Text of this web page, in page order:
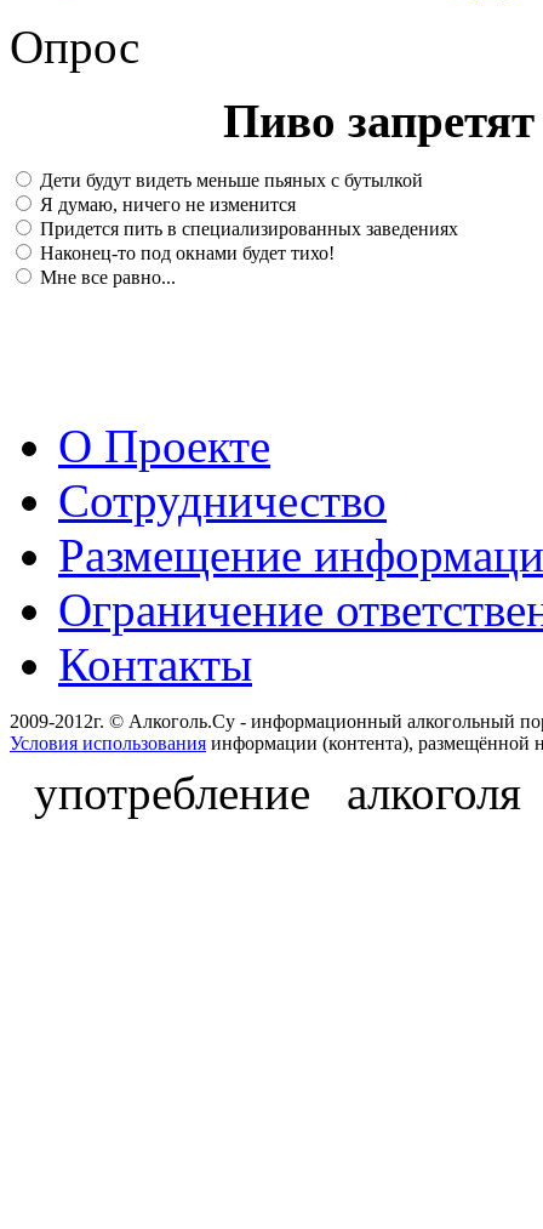
Опрос
Пиво
Дети будут видеть меньше пьяных с бутылкой
Я думаю, ничего не изменится
Придется пить в специализированных заведениях
Наконец-то под окнами будет тихо!
Мне все равно...
О Проекте
Сотрудничество
Размещение
Ограничение
Контакты
2009-2012г. © Алкоголь.Су - информационный алкогольный
Условия использования информации (контента), размещённой
употребление